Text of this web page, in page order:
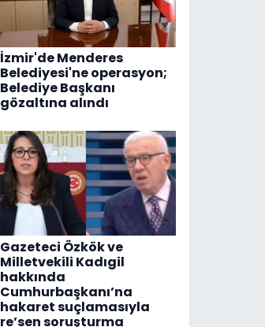
İzmir'de Menderes
Belediyesi'ne operasyon;
Belediye Başkanı
gözaltına alındı
Gazeteci Özkök ve
Milletvekili Kadıgil
hakkında
Cumhurbaşkanı’na
hakaret suçlamasıyla
re’sen soruşturma